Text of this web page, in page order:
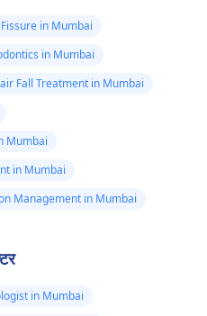
in Mumbai
in Mumbai
Fall Treatment in Mumbai
Mumbai
in Mumbai
Management in Mumbai
in Mumbai